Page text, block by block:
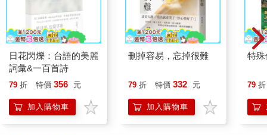
日花閃爍：台語的美麗
詞彙&一百首詩
79 折 特價 356 元
加入購物車
刪掉容易，忘掉很難
79 折 特價 332 元
加入購物車
特
79 折